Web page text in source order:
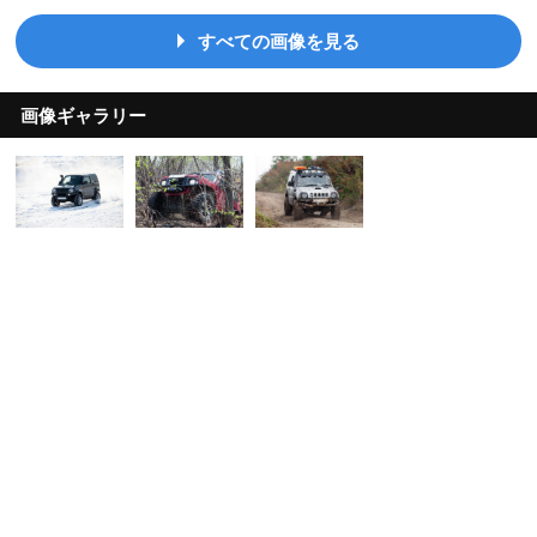
すべての画像を見る
画像ギャラリー